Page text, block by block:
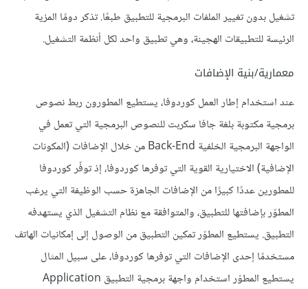
تشغيل بدون تغيير الملفات البرمجية للتطبيق طبعًا. تذكر دومًا المزية
الرئيسة للتطبيقات الهجينة، وهي تطبيق واحد لكل أنظمة التشغيل.
معمارية/بنية الإضافات
عند استخدام إطار العمل كوردوفا، يستطيع المطورون ربط نصوص
برمجية مكتوبة بلغة جافا سكربت للنصوص البرمجية التي تعمل في
الواجهة البرمجية الخلفية Back-End من خلال الإضافات (المكونات
الإضافية) الاختيارية القوية التي توفرها كوردوفا، إذ توفّر كوردوفا
للمطورين عددًا كبيرًا من الإضافات الجاهزة حسب الوظيفة التي يرغب
المطوّر بإضافتها للتطبيق، والمتوافقة مع نظام التشغيل الذي يستهدفه
التطبيق. يستطيع المطوّر تمكين التطبيق من الوصول إلى إمكانيات الهاتف
مستخدمًا إحدى الإضافات التي توفرها كوردوفا، على سبيل المثال
يستطيع المطوّر استخدام واجهة برمجية التطبيق Application